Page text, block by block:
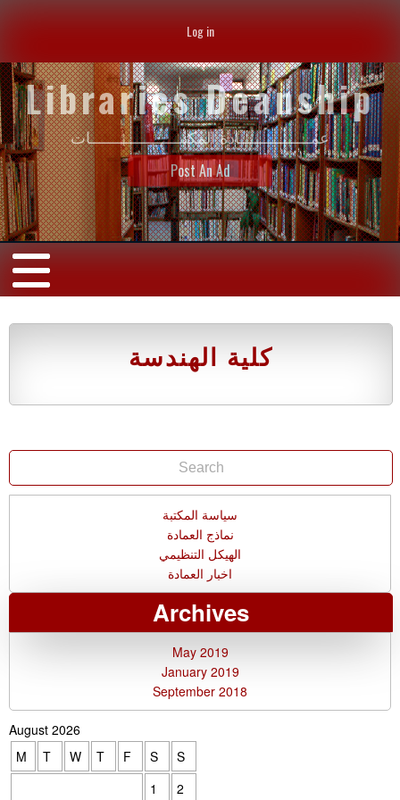
Log in
Libraries Deanship
عمــــــــــــــــادة المكتبــــــــــــــــــــات
Post An Ad
كلية الهندسة
سياسة المكتبة
نماذج العمادة
الهيكل التنظيمي
اخبار العمادة
Archives
May 2019
January 2019
September 2018
August 2026
M
T W T F S
S
1
2